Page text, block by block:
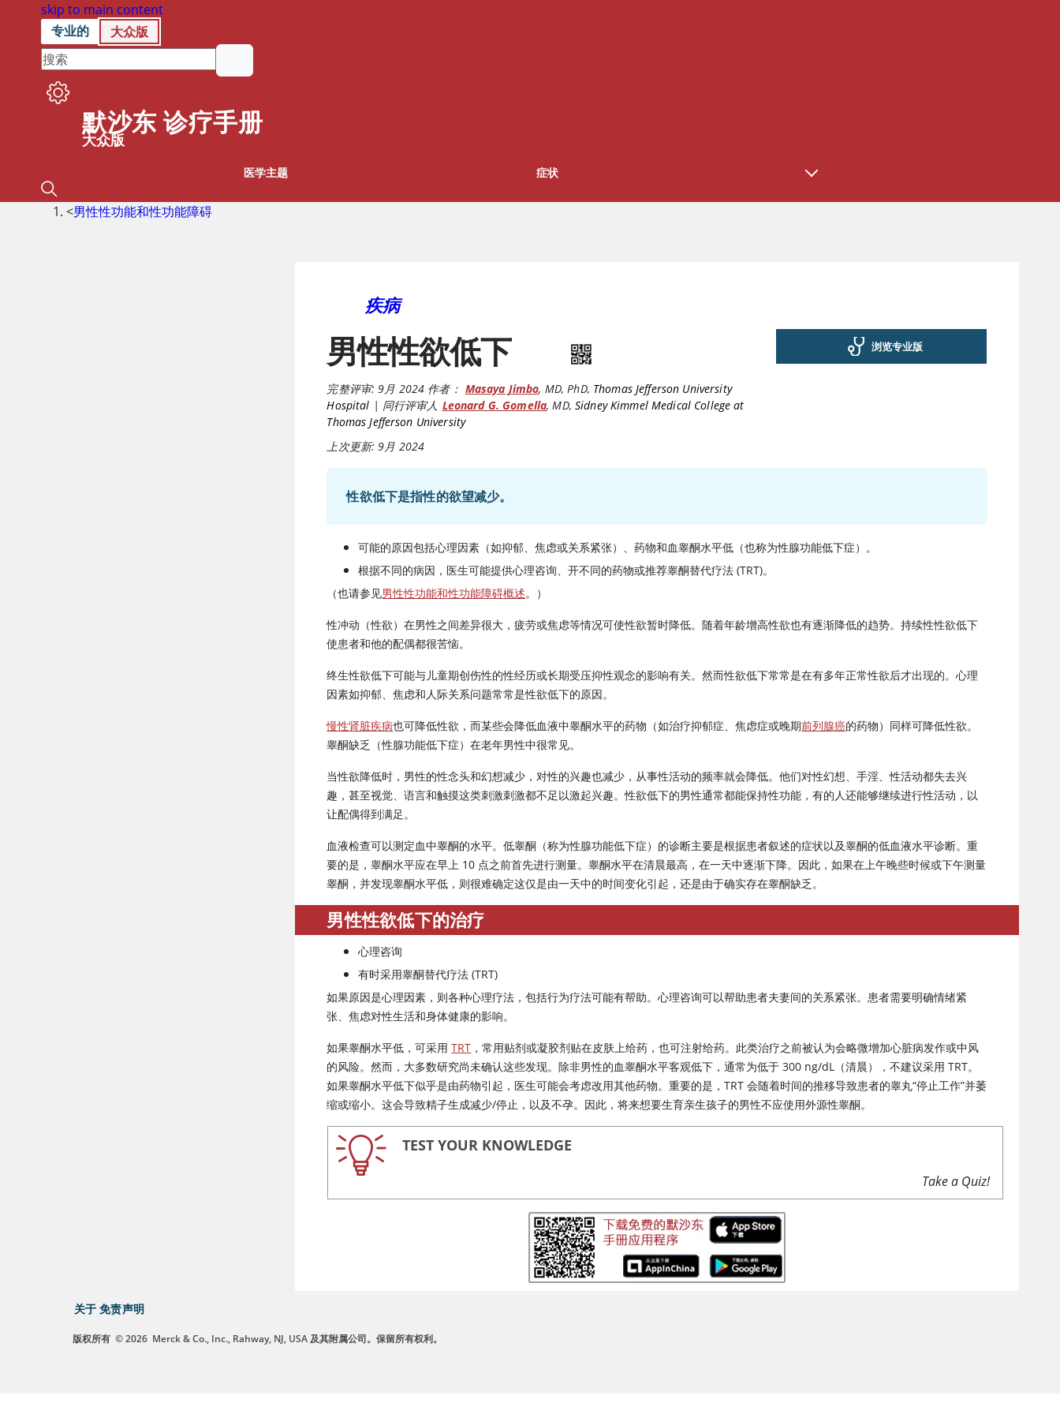
skip to main content
专业的
大众版
默沙东 诊疗手册
大众版
医学主题 症状
<男性性功能和性功能障碍
疾病
男性性欲低下
完整评审: 9月 2024 作者： Masaya Jimbo, MD, PhD, Thomas Jefferson University
Hospital | 同行评审人 Leonard G. Gomella,MD,Sidney Kimmel Medical College at
Thomas Jefferson University
上次更新: 9月 2024
浏览专业版
性欲低下是指性的欲望减少。
可能的原因包括心理因素（如抑郁、焦虑或关系紧张）、药物和血睾酮水平低（也称为性腺功能低下症）。
根据不同的病因，医生可能提供心理咨询、开不同的药物或推荐睾酮替代疗法 (TRT)。
（也请参见男性性功能和性功能障碍概述。）
性冲动（性欲）在男性之间差异很大，疲劳或焦虑等情况可使性欲暂时降低。随着年龄增高性欲也有逐渐降低的趋势。持续性性欲低下
使患者和他的配偶都很苦恼。
终生性欲低下可能与儿童期创伤性的性经历或长期受压抑性观念的影响有关。然而性欲低下常常是在有多年正常性欲后才出现的。心理
因素如抑郁、焦虑和人际关系问题常常是性欲低下的原因。
慢性肾脏疾病也可降低性欲，而某些会降低血液中睾酮水平的药物（如治疗抑郁症、焦虑症或晚期前列腺癌的药物）同样可降低性欲。
睾酮缺乏（性腺功能低下症）在老年男性中很常见。
当性欲降低时，男性的性念头和幻想减少，对性的兴趣也减少，从事性活动的频率就会降低。他们对性幻想、手淫、性活动都失去兴
趣，甚至视觉、语言和触摸这类刺激刺激都不足以激起兴趣。性欲低下的男性通常都能保持性功能，有的人还能够继续进行性活动，以
让配偶得到满足。
血液检查可以测定血中睾酮的水平。低睾酮 （称为性腺功能低下症）的诊断主要是根据患者叙述的症状以及睾酮的低血液水平诊断。重
要的是，睾酮水平应在早上 10 点之前首先进行测量。睾酮水平在清晨最高，在一天中逐渐下降。因此，如果在上午晚些时候或下午测量
睾酮，并发现睾酮水平低，则很难确定这仅是由一天中的时间变化引起，还是由于确实存在睾酮缺乏。
男性性欲低下的治疗
心理咨询
有时采用睾酮替代疗法 (TRT)
如果原因是心理因素，则各种心理疗法，包括行为疗法可能有帮助。心理咨询可以帮助患者夫妻间的关系紧张。患者需要明确情绪紧
张、焦虑对性生活和身体健康的影响。
如果睾酮水平低，可采用TRT ，常用贴剂或凝胶剂贴在皮肤上给药，也可注射给药。此类治疗之前被认为会略微增加心脏病发作或中风
的风险。然而，大多数研究尚未确认这些发现。除非男性的血睾酮水平客观低下，通常为低于 300 ng/dL（清晨），不建议采用 TRT。
如果睾酮水平低下似乎是由药物引起，医生可能会考虑改用其他药物。重要的是，TRT 会随着时间的推移导致患者的睾丸“停止工作”并萎
缩或缩小。这会导致精子生成减少/停止，以及不孕。因此，将来想要生育亲生孩子的男性不应使用外源性睾酮。
TEST YOUR KNOWLEDGE
Take a Quiz!
关于 免责声明
版权所有 © 2026 Merck & Co., Inc., Rahway, NJ, USA 及其附属公司。保留所有权利。